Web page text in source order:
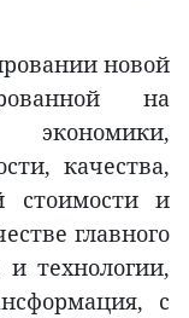
новой
на
качества,
стоимости и
главного
и технологии,
с